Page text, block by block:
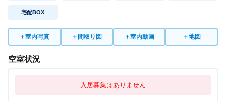
宅配BOX
＋室内写真 ＋ 間取り図 ＋室内動画 ＋地図
空室状況
入居募集はありません